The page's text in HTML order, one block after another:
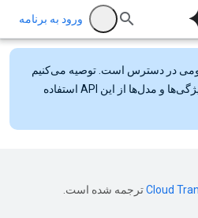
ورود به برنامه
در دسترس است. توصیه می‌کنیم
برای دسترسی به جدیدترین ویژگی‌ها و مدل‌ها از این API استفاده
ترجمه شده است.